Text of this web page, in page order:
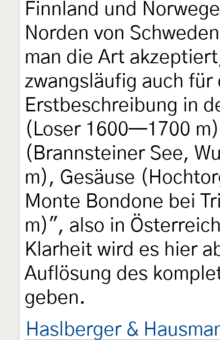
Finnland und
Norden von
man die Art
zwangsläufig auch
Erstbeschreibung in
(Loser 1600—1700
(Brannsteiner See,
m), Gesäuse
Monte Bondone bei
m)", also in
Klarheit wird es hier
Auflösung des
geben.
Haslberger &